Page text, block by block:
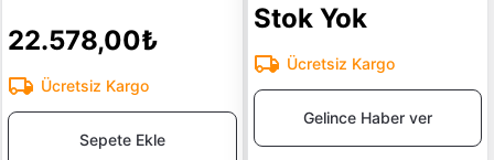
22.578,00₺
Ücretsiz Kargo
Sepete Ekle
Stok Yok
Ücretsiz Kargo
Gelince Haber ver